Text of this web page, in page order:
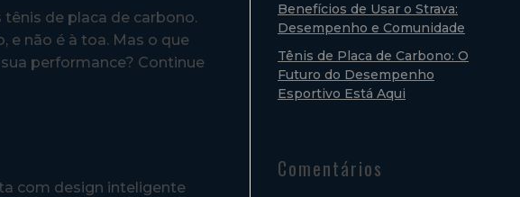
de placa de carbono.
e não é à toa. Mas o que
performance? Continue
com design inteligente
Benefícios de Usar o Strava:
Desempenho e Comunidade
Tênis de Placa de Carbono: O
Futuro do Desempenho
Esportivo Está Aqui
Comentários